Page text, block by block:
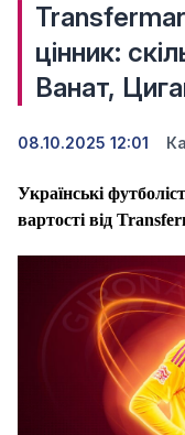
цінник:
Ванат,
08.10.2025 12:01
Українські
вартості від